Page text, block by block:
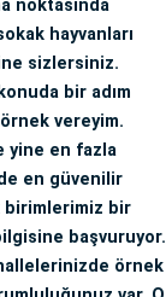
noktasında
hayvanları
sizlersiniz.
bir adım
vereyim.
yine en fazla
en güvenilir
birimlerimiz bir
başvuruyor.
örnek